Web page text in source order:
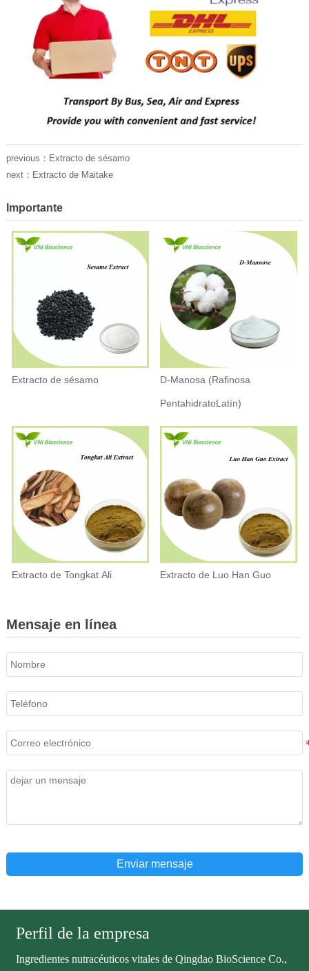
previous： Extracto de sésamo
next： Extracto de Maitake
Importante
Extracto de sésamo D-Manosa (Rafinosa
PentahidratoLatín)
Extracto de Tongkat Ali Extracto de Luo Han Guo
Mensaje en línea
Enviar mensaje
Perfil de la empresa
Ingredientes nutracéuticos vitales de Qingdao BioScience Co.,